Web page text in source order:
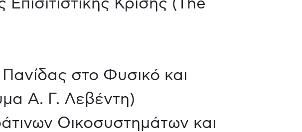
Κρίσης (The
στο Φυσικό και
Α. Γ. Λεβέντη)
Οικοσυστημάτων και